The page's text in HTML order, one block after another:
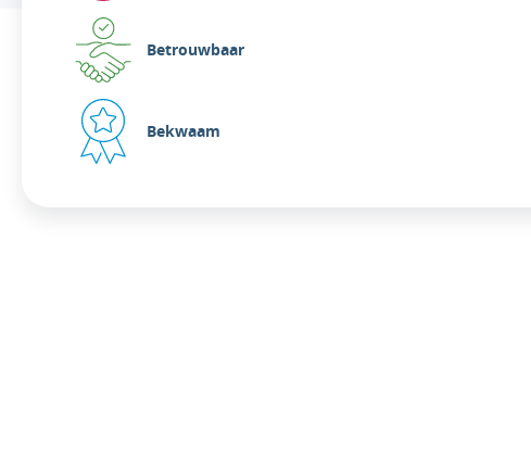
Betrouwbaar
Bekwaam